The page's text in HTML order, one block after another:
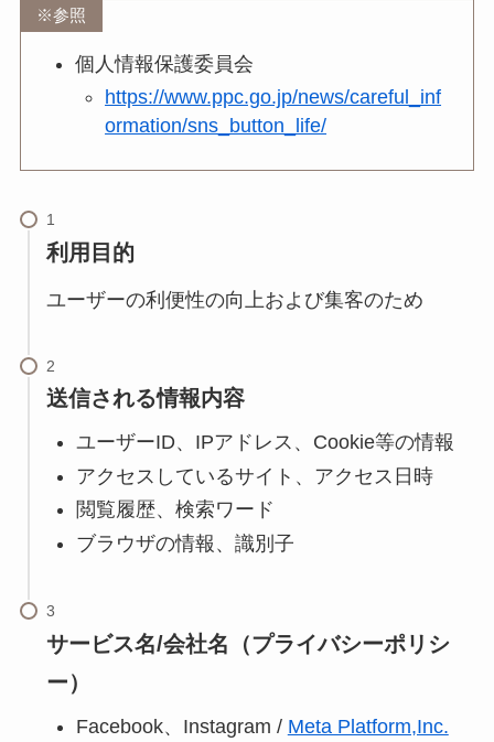
※参照
個人情報保護委員会
https://www.ppc.go.jp/news/careful_inf
ormation/sns_button_life/
利用目的
ユーザーの利便性の向上および集客のため
送信される情報内容
ユーザーID、IPアドレス、Cookie等の情報
アクセスしているサイト、アクセス日時
閲覧履歴、検索ワード
ブラウザの情報、識別子
サービス名/会社名（プライバシーポリシ
ー）
Facebook、Instagram / Meta Platform,Inc.